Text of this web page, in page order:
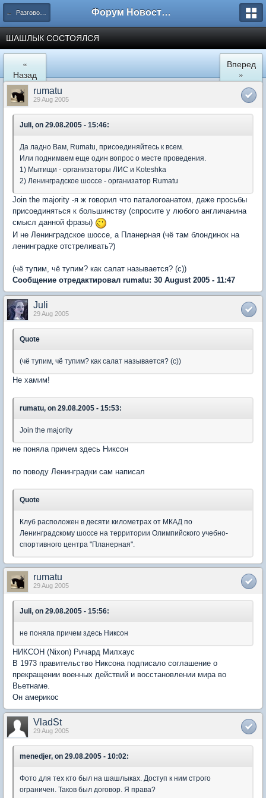
← Разговоры обо всем Форум Новостройки
ШАШЛЫК СОСТОЯЛСЯ
«
Назад
Вперед
»
rumatu
29 Aug 2005
Juli, on 29.08.2005 - 15:46:
Да ладно Вам, Rumatu, присоединяйтесь к всем.
Или поднимаем еще один вопрос о месте проведения.
1) Мытищи - организаторы ЛИС и Koteshka
2) Ленинградское шоссе - организатор Rumatu
Join the majority -я ж говорил что паталогоанатом, даже просьбы
присоединяться к большинству (спросите у любого англичанина
смысл данной фразы)
И не Ленинградское шоссе, а Планерная (чё там блондинок на
ленинградке отстреливать?)
(чё тупим, чё тупим? как салат называется? (с))
Сообщение отредактировал rumatu: 30 August 2005 - 11:47
Juli
29 Aug 2005
Quote
(чё тупим, чё тупим? как салат называется? (с))
Не хамим!
rumatu, on 29.08.2005 - 15:53:
Join the majority
не поняла причем здесь Никсон
по поводу Ленинградки сам написал
Quote
Клуб расположен в десяти километрах от МКАД по
Ленинградскому шоссе на территории Олимпийского учебно-
спортивного центра "Планерная".
rumatu
29 Aug 2005
Juli, on 29.08.2005 - 15:56:
не поняла причем здесь Никсон
НИКСОН (Nixon) Ричард Милхаус
В 1973 правительство Никсона подписало соглашение о
прекращении военных действий и восстановлении мира во
Вьетнаме.
Он америкос
VladSt
29 Aug 2005
menedjer, on 29.08.2005 - 10:02:
Фото для тех кто был на шашлыках. Доступ к ним строго
ограничен. Таков был договор. Я права?